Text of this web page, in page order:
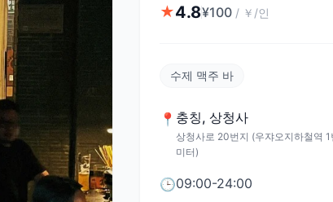
★4.8¥100 / ￥/인
수제 맥주 바
📍 충칭, 상청사
상청사로 20번지 (우쟈오지하철역
미터)
🕒09:00-24:00